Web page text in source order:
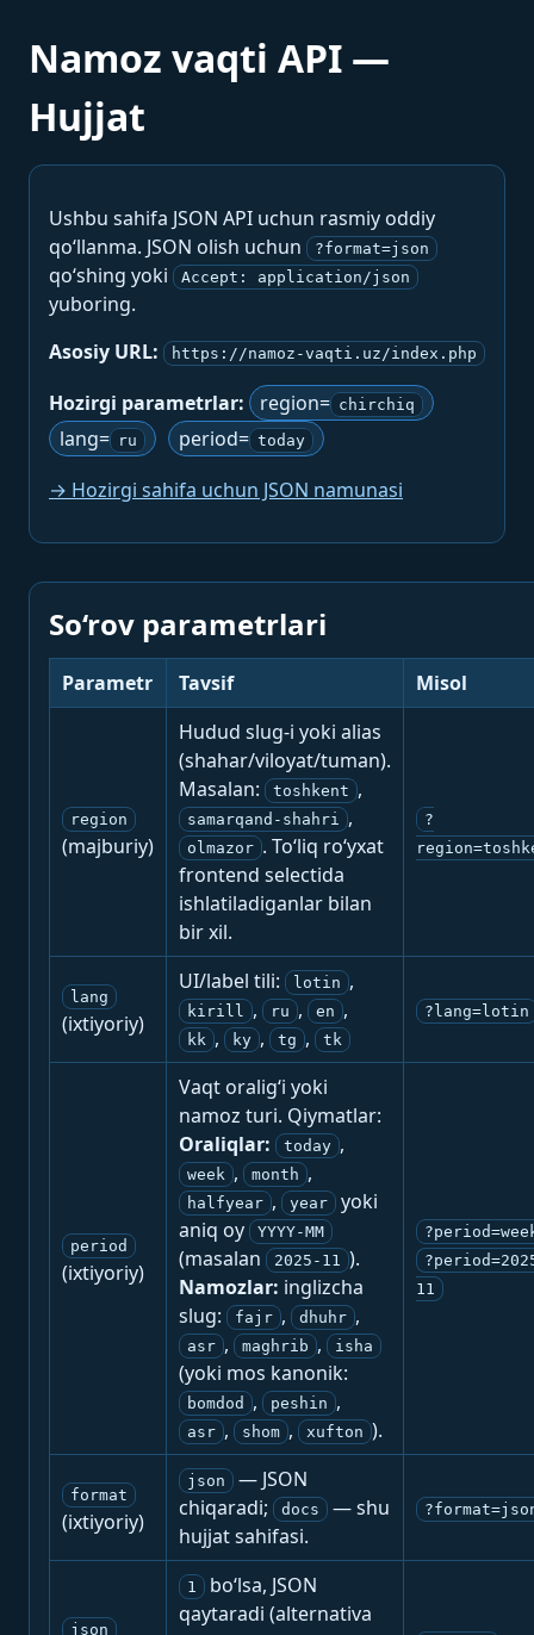
Namoz vaqti API —
Hujjat
Ushbu sahifa JSON API uchun rasmiy oddiy
qo‘llanma. JSON olish uchun
?format=json
qo‘shing yoki Accept: application/json
yuboring.
Asosiy URL:
https://namoz-vaqti.uz/index.php
Hozirgi parametrlar: region= chirchiq
lang= ru period= today
→ Hozirgi sahifa uchun JSON namunasi
So‘rov parametrlari
Parametr Tavsif Misol
region
(majburiy)
Hudud slug-i yoki alias
(shahar/viloyat/tuman).
Masalan:
toshkent ,
samarqand-shahri ,
olmazor . To‘liq ro‘yxat
frontend selectida
ishlatiladiganlar bilan
bir xil.
?
lang
(ixtiyoriy)
UI/label tili: lotin ,
kirill , ru , en ,
kk , ky , tg , tk
?lang=lotin
period
(ixtiyoriy)
Vaqt oralig‘i yoki
namoz turi. Qiymatlar:
Oraliqlar:
today ,
week , month ,
halfyear , year
yoki
aniq oy
YYYY-MM
(masalan 2025-11 ).
Namozlar: inglizcha
slug:
fajr , dhuhr ,
asr , maghrib , isha
(yoki mos kanonik:
bomdod , peshin ,
asr , shom , xufton ).
11
format
(ixtiyoriy)
json
— JSON
chiqaradi;
docs
— shu
hujjat sahifasi.
json
1
bo‘lsa, JSON
qaytaradi (alternativa